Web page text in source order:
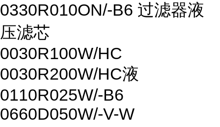
0330R010ON/-B6 过滤器液
压滤芯
0030R100W/HC
0030R200W/HC液
0110R025W/-B6
0660D050W/-V-W